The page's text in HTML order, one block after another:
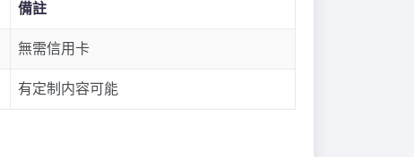
備註
無需信用卡
有定制内容可能